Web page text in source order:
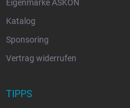
Eigenmarke ASKON
Katalog
Sponsoring
Vertrag widerrufen
TIPPS